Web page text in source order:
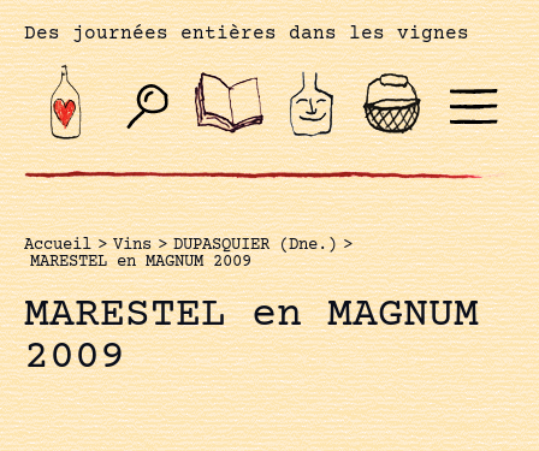
Des journées entières dans les vignes
Accueil > Vins > DUPASQUIER (Dne.) >
MARESTEL en MAGNUM 2009
MARESTEL en MAGNUM
2009